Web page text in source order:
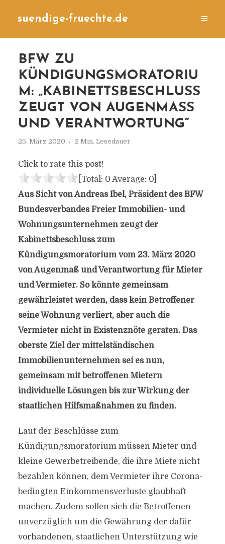
suendige-fruechte.de
BFW ZU
KÜNDIGUNGSMORATORIU
M: „KABINETTSBESCHLUSS
ZEUGT VON AUGENMASS U
ND VERANTWORTUNG“
25. März 2020 2 Min. Lesedauer
Click to rate this post!
[Total: 0 Average: 0]
Aus Sicht von Andreas Ibel, Präsident des BFW
Bundesverbandes Freier Immobilien- und
Wohnungsunternehmen zeugt der
Kabinettsbeschluss zum
Kündigungsmoratorium vom 23. März 2020
von Augenmaß und Verantwortung für Mieter
und Vermieter. So könnte gemeinsam
gewährleistet werden, dass kein Betroffener
seine Wohnung verliert, aber auch die
Vermieter nicht in Existenznöte geraten. Das
oberste Ziel der mittelständischen
Immobilienunternehmen sei es nun,
gemeinsam mit betroffenen Mietern
individuelle Lösungen bis zur Wirkung der
staatlichen Hilfsmaßnahmen zu finden.
Laut der Beschlüsse zum
Kündigungsmoratorium müssen Mieter und
kleine Gewerbetreibende, die ihre Miete nicht
bezahlen können, dem Vermieter ihre Corona-
bedingten Einkommensverluste glaubhaft
machen. Zudem sollen sich die Betroffenen
unverzüglich um die Gewährung der dafür
vorhandenen, staatlichen Unterstützung wie